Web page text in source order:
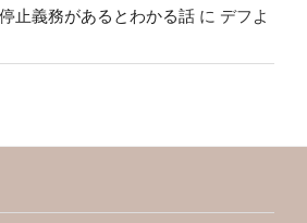
止義務があるとわかる話 に デフよ